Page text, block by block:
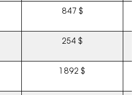
847 $
254 $
1 892 $